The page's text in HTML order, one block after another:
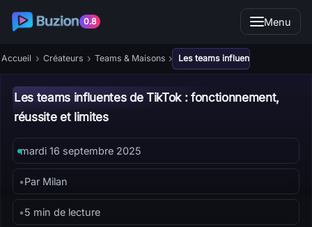
0.8 Menu
Accueil › Créateurs › Teams & Maisons › Les teams influentes de TikTok
Les teams influentes de TikTok : fonctionnement,
réussite et limites
mardi 16 septembre 2025
•Par Milan
•5 min de lecture